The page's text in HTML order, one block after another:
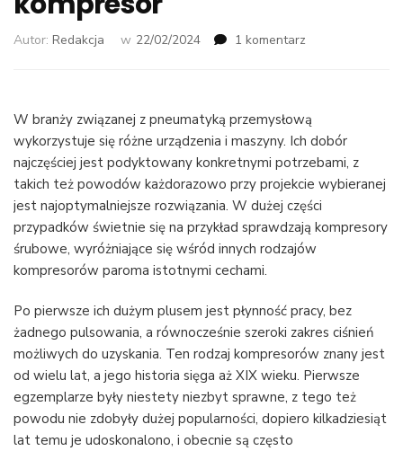
Autor: Redakcja w 22/02/2024 1 komentarz
do
swoich
śrubowy
kompresor
W branży związanej z pneumatyką przemysłową
wykorzystuje się różne urządzenia i maszyny. Ich dobór
najczęściej jest podyktowany konkretnymi potrzebami, z
takich też powodów każdorazowo przy projekcie wybieranej
jest najoptymalniejsze rozwiązania. W dużej części
przypadków świetnie się na przykład sprawdzają kompresory
śrubowe, wyróżniające się wśród innych rodzajów
kompresorów paroma istotnymi cechami.
Po pierwsze ich dużym plusem jest płynność pracy, bez
żadnego pulsowania, a równocześnie szeroki zakres ciśnień
możliwych do uzyskania. Ten rodzaj kompresorów znany jest
od wielu lat, a jego historia sięga aż XIX wieku. Pierwsze
egzemplarze były niestety niezbyt sprawne, z tego też
powodu nie zdobyły dużej popularności, dopiero kilkadziesiąt
lat temu je udoskonalono, i obecnie są często